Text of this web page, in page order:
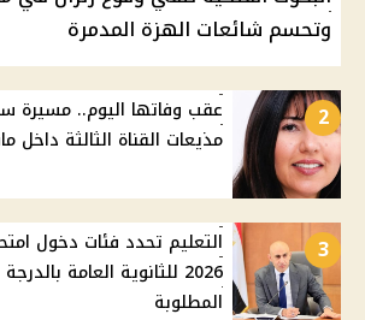
وتحسم شائعات الهزة المدمرة
2
عقب وفاتها اليوم.. مسيرة
مذيعات القناة الثالثة داخل
3
التعليم تحدد فئات دخول
2026 للثانوية العامة
المطلوبة